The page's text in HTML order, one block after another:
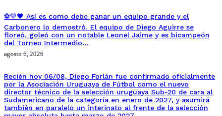
⚽💛🖤 Así es como debe ganar un equipo grande y el
Carbonero lo demostró. El equipo de Diego Aguirre se
floreó, goleó con un notable Leonel Jaime y es bicampeón
del Torneo Intermedio…
agosto 6, 2026
Recién hoy 06/08, Diego Forlán fue confirmado oficialmente
por la Asociación Uruguaya de Fútbol como el nuevo
director técnico de la selección uruguaya Sub-20 de cara al
Sudamericano de la categoría en enero de 2027, y asumirá
también en paralelo un interinato al frente de la selección